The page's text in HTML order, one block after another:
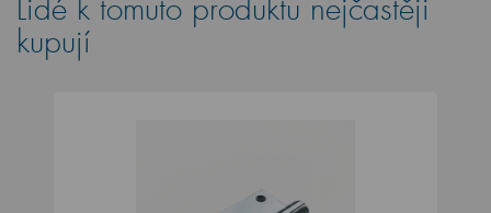
Lidé k tomuto produktu nejčastěji
kupují